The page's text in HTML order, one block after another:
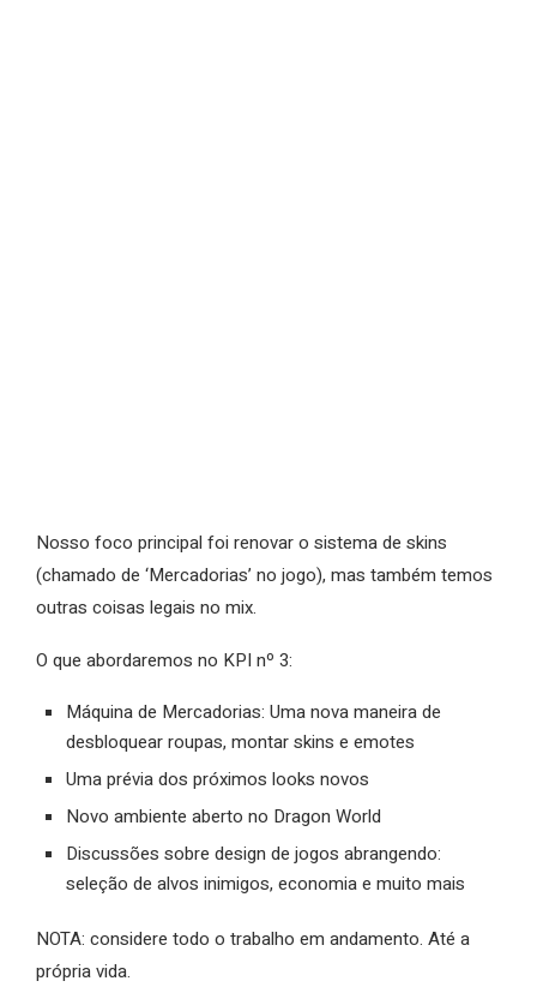
Nosso foco principal foi renovar o sistema de skins
(chamado de ‘Mercadorias’ no jogo), mas também temos
outras coisas legais no mix.
O que abordaremos no KPI nº 3:
Máquina de Mercadorias: Uma nova maneira de
desbloquear roupas, montar skins e emotes
Uma prévia dos próximos looks novos
Novo ambiente aberto no Dragon World
Discussões sobre design de jogos abrangendo:
seleção de alvos inimigos, economia e muito mais
NOTA: considere todo o trabalho em andamento. Até a
própria vida.